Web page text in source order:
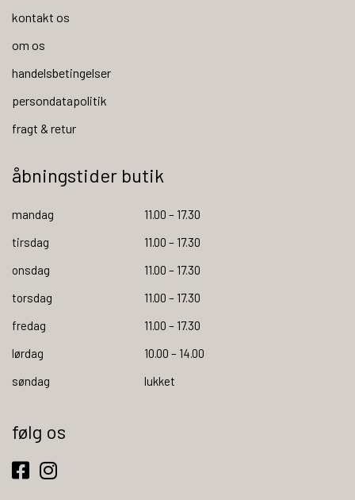
kontakt os
om os
handelsbetingelser
persondatapolitik
fragt & retur
åbningstider butik
mandag
11.00 – 17.30
tirsdag
11.00 – 17.30
onsdag
11.00 – 17.30
torsdag
11.00 – 17.30
fredag
11.00 – 17.30
lørdag
10.00 – 14.00
søndag
lukket
følg os